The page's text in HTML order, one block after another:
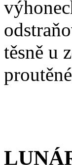
těsně u